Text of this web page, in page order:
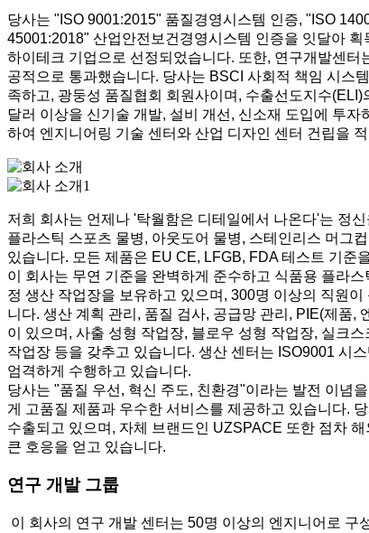
당사는 "ISO 9001:2015" 품질경영시스템 인증, "ISO
45001:2018" 산업안전보건경영시스템 인증을 잇달아 획
하이테크 기업으로 선정되었습니다. 또한, 연구개발센터
공적으로 통과했습니다. 당사는 BSCI 사회적 책임 시스
족하고, 광둥성 품질협회 회원사이며, 수출선도지수
달러 이상을 신기술 개발, 설비 개선, 신소재 도입에 투자
하여 엔지니어링 기술 센터와 산업 디자인 센터 건립을
저희 회사는 언제나 '탁월함은 디테일에서 나온다'는 정
플라스틱 스포츠 물병, 아웃도어 물병, 스테인리스 머그
있습니다. 모든 제품은 EU CE, LFGB, FDA 테스트 기준
이 회사는 무연 기준을 완벽하게 준수하고 식품용 플라
정 생산 작업장을 보유하고 있으며, 300명 이상의 직원
니다. 생산 계획 관리, 품질 검사, 공급망 관리, PIE(제품,
이 있으며, 사출 성형 작업장, 블로우 성형 작업장, 실크
작업장 등을 갖추고 있습니다. 생산 센터는 ISO9001 시
엄격하게 수행하고 있습니다.
당사는 "품질 우선, 혁신 주도, 친환경"이라는 발전 이념
게 고품질 제품과 우수한 서비스를 제공하고 있습니다.
수출되고 있으며, 자체 브랜드인 UZSPACE 또한 점차
큰 호응을 얻고 있습니다.
연구 개발 그룹
이 회사의 연구 개발 센터는 50명 이상의 엔지니어로 구